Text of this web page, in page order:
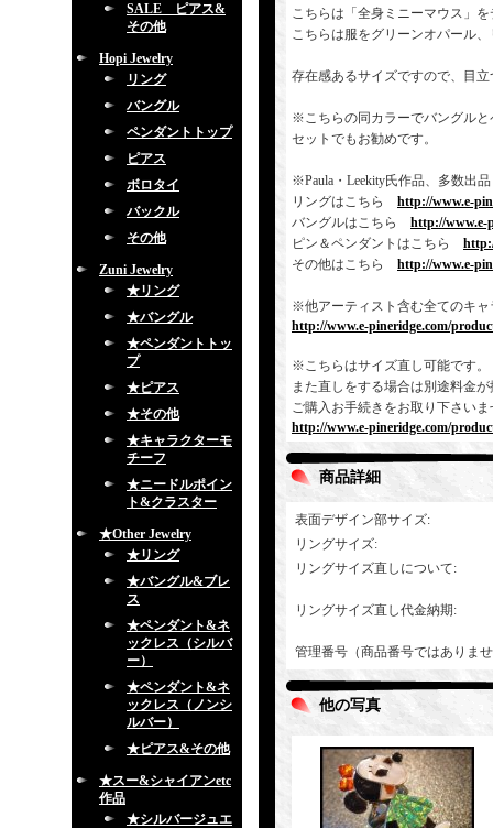
SALE ピアス&
その他
Hopi Jewelry
リング
バングル
ペンダントトップ
ピアス
ボロタイ
バックル
その他
Zuni Jewelry
★リング
★バングル
★ペンダントトッ
プ
★ピアス
★その他
★キャラクターモ
チーフ
★ニードルポイン
ト&クラスター
★Other Jewelry
★リング
★バングル&ブレ
ス
★ペンダント&ネ
ックレス（シルバ
ー）
★ペンダント&ネ
ックレス（ノンシ
ルバー）
★ピアス&その他
★スー&シャイアンetc
作品
★シルバージュエ
こちらは「全身ミニーマウス」
こちらは服をグリーンオパール
存在感あるサイズですので、目
※こちらの同カラーでバングル
セットでもお勧めです。
※Paula・Leekity氏作品、多数出
リングはこちら http://www.e-
バングルはこちら http://www.e-
ピン＆ペンダントはこちら
その他はこちら http://www.e-
※他アーティスト含む全てのキ
http://www.e-pineridge.com/
※こちらはサイズ直し可能です
また直しをする場合は別途料金
ご購入お手続きをお取り下さいま
http://www.e-pineridge.com/
商品詳細
表面デザイン部サイズ:
リングサイズ:
リングサイズ直しについて:
リングサイズ直し代金納期:
管理番号（商品番号ではありま
他の写真